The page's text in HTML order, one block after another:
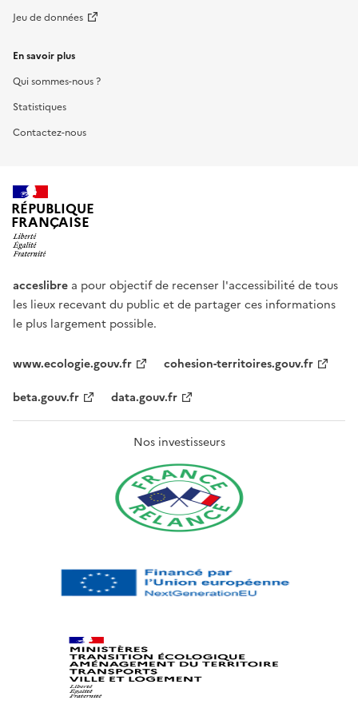
Jeu de données
En savoir plus
Qui sommes-nous ?
Statistiques
Contactez-nous
RÉPUBLIQUE
FRANÇAISE
acceslibre a pour objectif de recenser l'accessibilité de tous
les lieux recevant du public et de partager ces informations
le plus largement possible.
www.ecologie.gouv.fr
cohesion-territoires.gouv.fr
beta.gouv.fr
data.gouv.fr
Nos investisseurs